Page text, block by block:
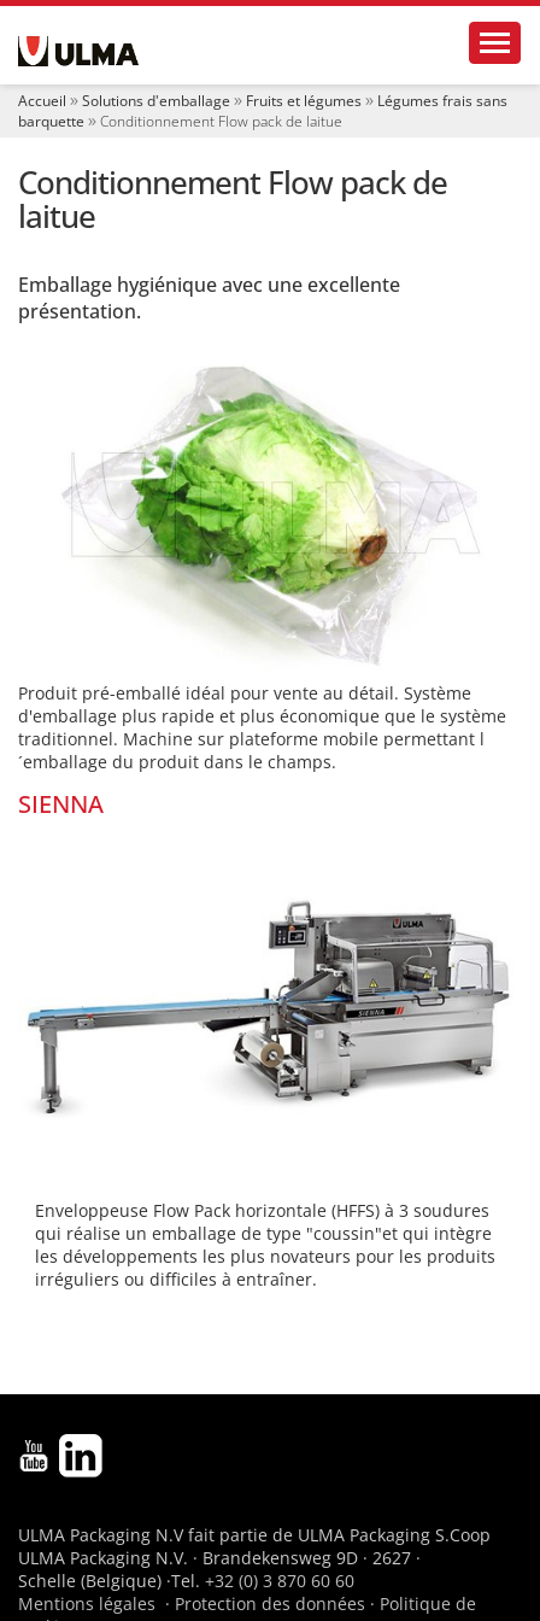
i
Accueil Solutions d'emballage Fruits et légumes
Légumes frais sans
barquette
Conditionnement Flow pack de laitue
Conditionnement Flow pack de
laitue
Emballage hygiénique avec une excellente
présentation.
Produit pré-emballé idéal pour vente au détail. Système
d'emballage plus rapide et plus économique que le système
traditionnel. Machine sur plateforme mobile permettant l
´emballage du produit dans le champs.
SIENNA
Enveloppeuse Flow Pack horizontale (HFFS) à 3 soudures
qui réalise un emballage de type "coussin"et qui intègre
les développements les plus novateurs pour les produits
irréguliers ou difficiles à entraîner.
ULMA Packaging N.V fait partie de ULMA Packaging S.Coop
ULMA Packaging N.V. · Brandekensweg 9D · 2627 ·
Schelle (Belgique) ·Tel. +32 (0) 3 870 60 60
Mentions légales · Protection des données · Politique de